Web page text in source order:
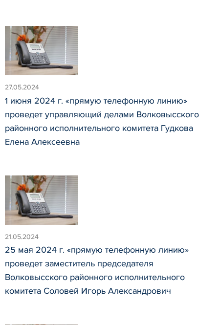
27.05.2024
1 июня 2024 г. «прямую телефонную линию»
проведет управляющий делами Волковысского
районного исполнительного комитета Гудкова
Елена Алексеевна
21.05.2024
25 мая 2024 г. «прямую телефонную линию»
проведет заместитель председателя
Волковысского районного исполнительного
комитета Соловей Игорь Александрович